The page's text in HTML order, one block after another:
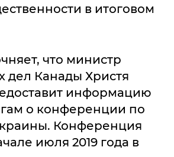
в итоговом
что министр
дел Канады Христя
информацию
о конференции по
Конференция
июля 2019 года в